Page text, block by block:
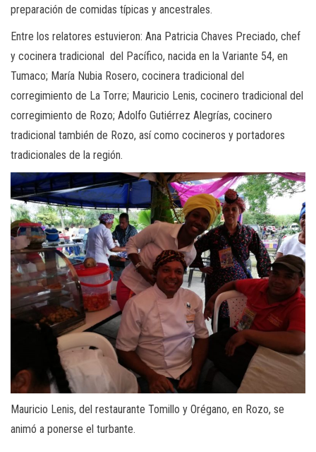
preparación de comidas típicas y ancestrales.
Entre los relatores estuvieron: Ana Patricia Chaves Preciado, chef
y cocinera tradicional del Pacífico, nacida en la Variante 54, en
Tumaco; María Nubia Rosero, cocinera tradicional del
corregimiento de La Torre; Mauricio Lenis, cocinero tradicional del
corregimiento de Rozo; Adolfo Gutiérrez Alegrías, cocinero
tradicional también de Rozo, así como cocineros y portadores
tradicionales de la región.
Mauricio Lenis, del restaurante Tomillo y Orégano, en Rozo, se
animó a ponerse el turbante.